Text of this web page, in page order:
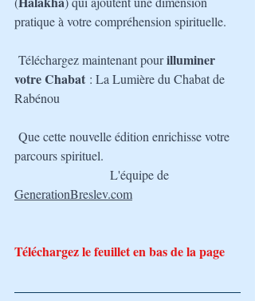
pratique à votre compréhension spirituelle.
Téléchargez maintenant pour illuminer
votre Chabat : La Lumière du Chabat de
Rabénou
Que cette nouvelle édition enrichisse votre
parcours spirituel.
L'équipe de
GenerationBreslev.com
Téléchargez le feuillet en bas de la page